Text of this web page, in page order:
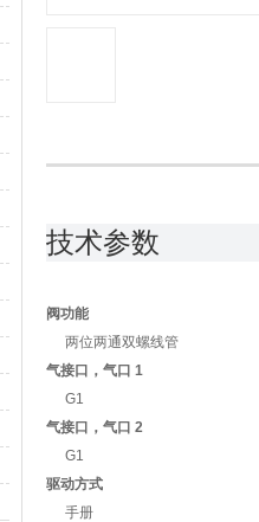
技术参数
阀功能
两位两通双螺线管
气接口，气口 1
G1
气接口，气口 2
G1
驱动方式
手册